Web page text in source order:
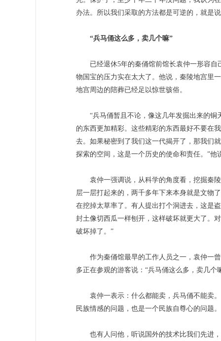
办法。所以我们采取的方法都是可逆的，就是
“兵马俑这么多，卖几个嘛”
已经退休5年的秦俑馆前馆长袁仲一形容自
物国宝的压力实在太大了。他说，秦陵地宫里
地宫周边的陪葬已经足以惊世骇俗。
“兵马俑暂且不论，像这几年发掘出来的铜
的东西更加精彩。这些精彩的东西最好不要在
去。如果秘密到了我们这一代揭开了，那我们
探索的空间，这是一个历史的使命和责任。”他
袁仲一强调说，从科学的角度看，挖掘秦陵
层一层打起来的，两千多年下来本身就是文物
在挖掉太草率了。有人提出打个洞进去，这是
封土像切西瓜一样刨开，这样破坏就更大了。
破坏掉了。”
作为秦俑馆最早的工作人员之一，袁仲一曾
多正在参观的游客说：“兵马俑这么多，卖几个
袁仲一表示：什么都能卖，兵马俑不能卖。
民族情感的问题，也是一个民族自尊心的问题
也有人问他，听说国外的技术比我们先进，